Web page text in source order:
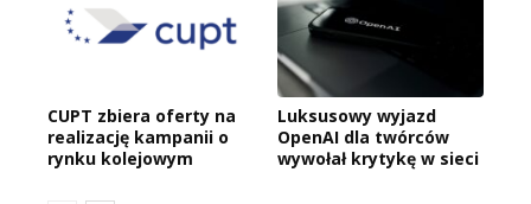
CUPT zbiera oferty na
realizację kampanii o
rynku kolejowym
Luksusowy wyjazd
OpenAI dla twórców
wywołał krytykę w sieci